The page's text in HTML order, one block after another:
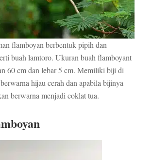
flamboyan berbentuk pipih dan
buah lamtoro. Ukuran buah flamboyant
60 cm dan lebar 5 cm. Memiliki biji di
hijau cerah dan apabila bijinya
berwarna menjadi coklat tua.